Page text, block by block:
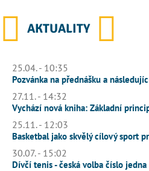
AKTUALITY
25.04. - 10:35
Pozvánka na přednášku a
27.11. - 14:32
Vychází nová kniha: Základní
25.11. - 12:03
Basketbal jako skvělý cílový sport
30.07. - 15:02
Dívčí tenis - česká volba číslo jedna